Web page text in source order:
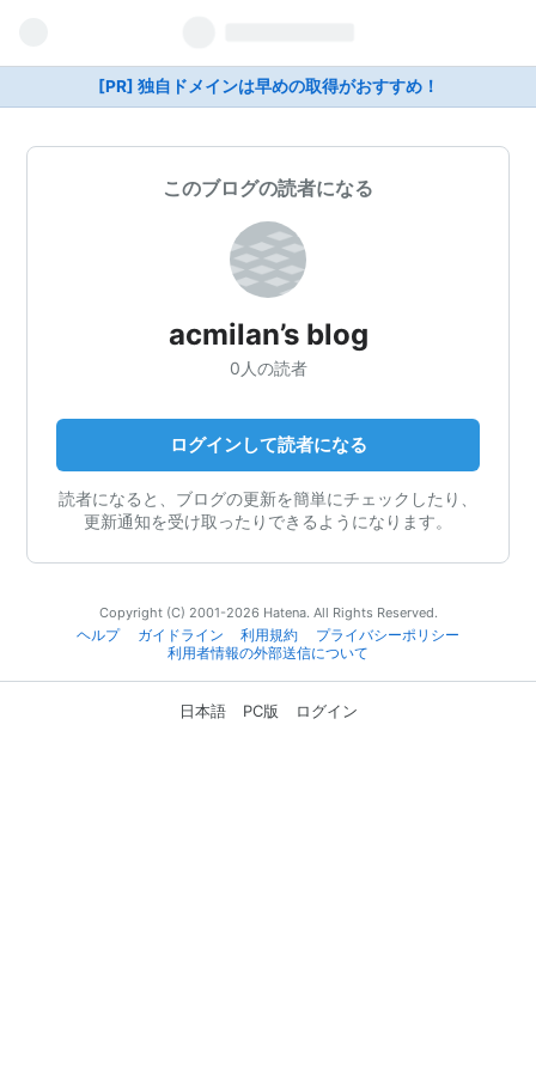
[PR] 独自ドメインは早めの取得がおすすめ！
このブログの読者になる
acmilan’s blog
0人の読者
ログインして読者になる
読者になると、ブログの更新を簡単にチェックしたり、
更新通知を受け取ったりできるようになります。
Copyright (C) 2001-2026 Hatena. All Rights Reserved.
ヘルプ
ガイドライン 利用規約
プライバシーポリシー
利用者情報の外部送信について
日本語 PC版 ログイン